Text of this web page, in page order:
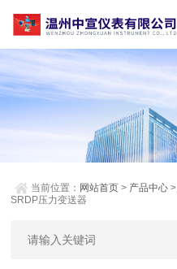
当前位置： 网站首页 > 产品中心 >
SRDP压力变送器